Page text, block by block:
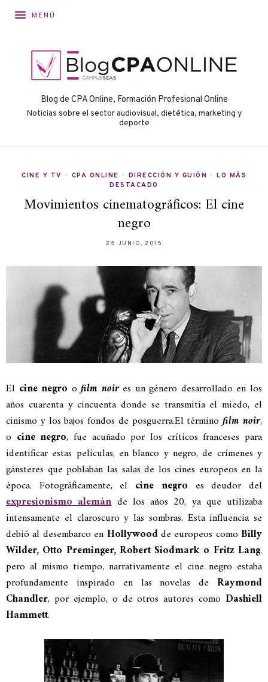
MENÚ
Blog de CPA Online, Formación Profesional Online
Noticias sobre el sector audiovisual, dietética, marketing y
deporte
CINE Y TV • CPA ONLINE • DIRECCIÓN Y GUIÓN • LO MÁS
DESTACADO
Movimientos cinematográficos: El cine
negro
25 JUNIO, 2015
El cine negro ofilm noires un género desarrollado en los
años cuarenta y cincuenta donde se transmitía el miedo, el
cinismo y los bajos fondos de posguerra.El términofilm noir,
o cine negro, fue acuñado por los críticos franceses para
identificar estas películas, en blanco y negro, de crímenes y
gánsteres que poblaban las salas de los cines europeos en la
época. Fotográficamente, el cine negro es deudor del
expresionismo alemánde los años 20, ya que utilizaba
intensamente el claroscuro y las sombras. Esta influencia se
debió al desembarco enHollywoodde europeos como Billy
Wilder, Otto Preminger, Robert Siodmark o Fritz Lang.
pero al mismo tiempo, narrativamente el cine negro estaba
profundamente inspirado en las novelas de Raymond
Chandler, por ejemplo, o de otros autores como Dashiell
Hammett.